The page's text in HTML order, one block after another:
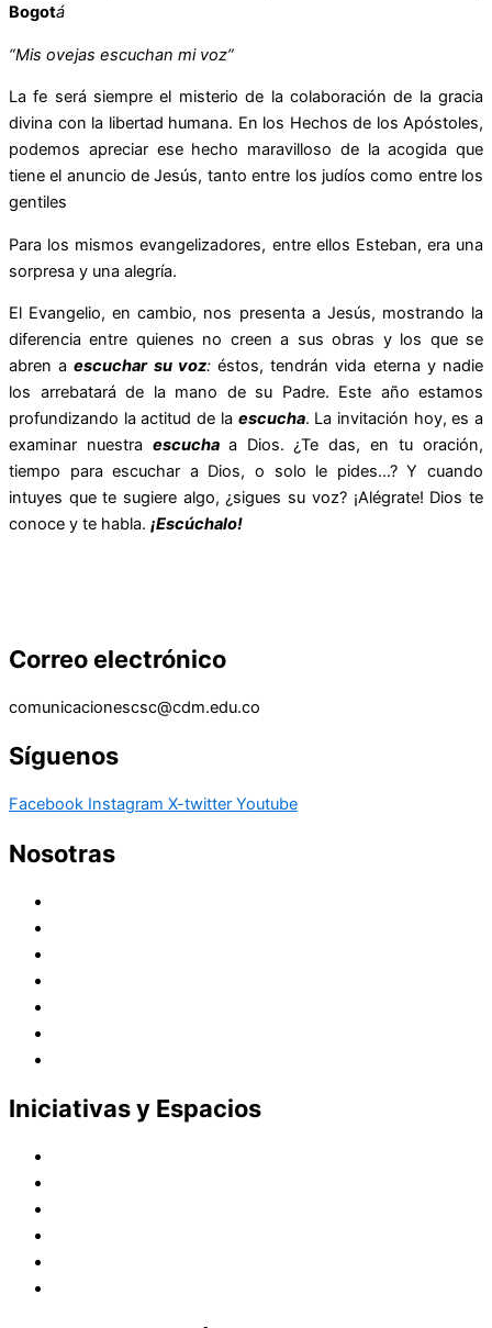
Bogotá
“Mis ovejas escuchan mi voz”
La fe será siempre el misterio de la colaboración de la gracia
divina con la libertad humana. En los Hechos de los Apóstoles,
podemos apreciar ese hecho maravilloso de la acogida que
tiene el anuncio de Jesús, tanto entre los judíos como entre los
gentiles
Para los mismos evangelizadores, entre ellos Esteban, era una
sorpresa y una alegría.
El Evangelio, en cambio, nos presenta a Jesús, mostrando la
diferencia entre quienes no creen a sus obras y los que se
abren aescuchar su voz:éstos, tendrán vida eterna y nadie
los arrebatará de la mano de su Padre. Este año estamos
profundizando la actitud de la escucha. La invitación hoy, es a
examinar nuestra escucha a Dios. ¿Te das, en tu oración,
tiempo para escuchar a Dios, o solo le pides…? Y cuando
intuyes que te sugiere algo, ¿sigues su voz? ¡Alégrate! Dios te
conoce y te habla. ¡Escúchalo!
Correo electrónico
comunicacionescsc@cdm.edu.co
Síguenos
Facebook Instagram X-twitter Youtube
Nosotras
Iniciativas y Espacios